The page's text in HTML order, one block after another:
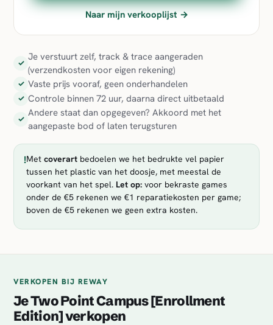
Naar mijn verkooplijst →
✓
Je verstuurt zelf, track & trace aangeraden
(verzendkosten voor eigen rekening)
✓ Vaste prijs vooraf, geen onderhandelen
✓ Controle binnen 72 uur, daarna direct uitbetaald
✓
Andere staat dan opgegeven? Akkoord met het
aangepaste bod of laten terugsturen
!Met coverart bedoelen we het bedrukte vel papier
tussen het plastic van het doosje, met meestal de
voorkant van het spel. Let op: voor bekraste games
onder de €5 rekenen we €1 reparatiekosten per game;
boven de €5 rekenen we geen extra kosten.
VERKOPEN BIJ REWAY
Je Two Point Campus [Enrollment
Edition] verkopen